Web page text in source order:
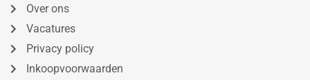
Over ons
Vacatures
Privacy policy
Inkoopvoorwaarden